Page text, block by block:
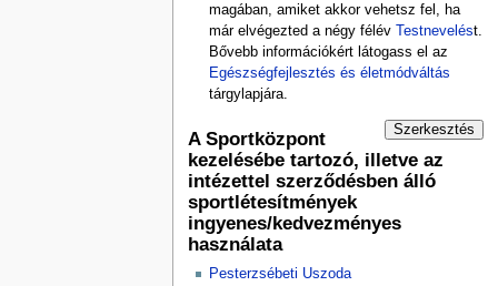
magában, amiket akkor vehetsz fel, ha
már elvégezted a négy félév
Testnevelést.
Bővebb információkért látogass el az
Egészségfejlesztés és életmódváltás
tárgylapjára.
Szerkesztés
A Sportközpont
kezelésébe tartozó, illetve az
intézettel szerződésben álló
sportlétesítmények
ingyenes/kedvezményes
használata
Pesterzsébeti Uszoda